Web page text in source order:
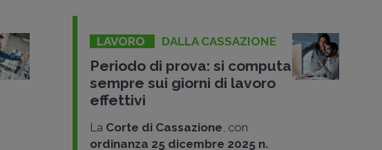
LAVORO DALLA CASSAZIONE
Periodo di prova: si computa
sempre sui giorni di lavoro
effettivi
La Corte di Cassazione , con
ordinanza 25 dicembre 2025 n.